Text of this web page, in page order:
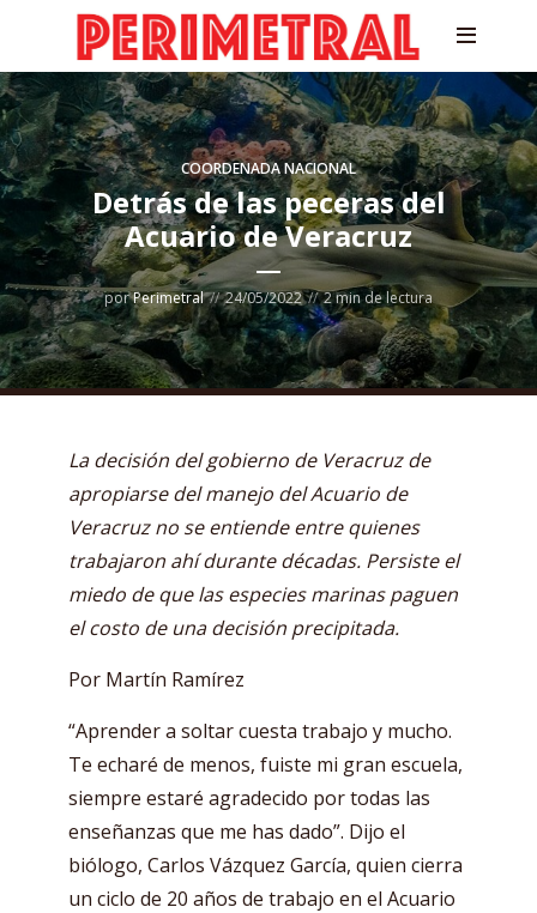
COORDENADA NACIONAL
Detrás de las peceras del
Acuario de Veracruz
porPerimetral 24/05/2022 2 min de lectura
La decisión del gobierno de Veracruz de
apropiarse del manejo del Acuario de
Veracruz no se entiende entre quienes
trabajaron ahí durante décadas. Persiste el
miedo de que las especies marinas paguen
el costo de una decisión precipitada.
Por Martín Ramírez
“Aprender a soltar cuesta trabajo y mucho.
Te echaré de menos, fuiste mi gran escuela,
siempre estaré agradecido por todas las
enseñanzas que me has dado”. Dijo el
biólogo, Carlos Vázquez García, quien cierra
un ciclo de 20 años de trabajo en el Acuario